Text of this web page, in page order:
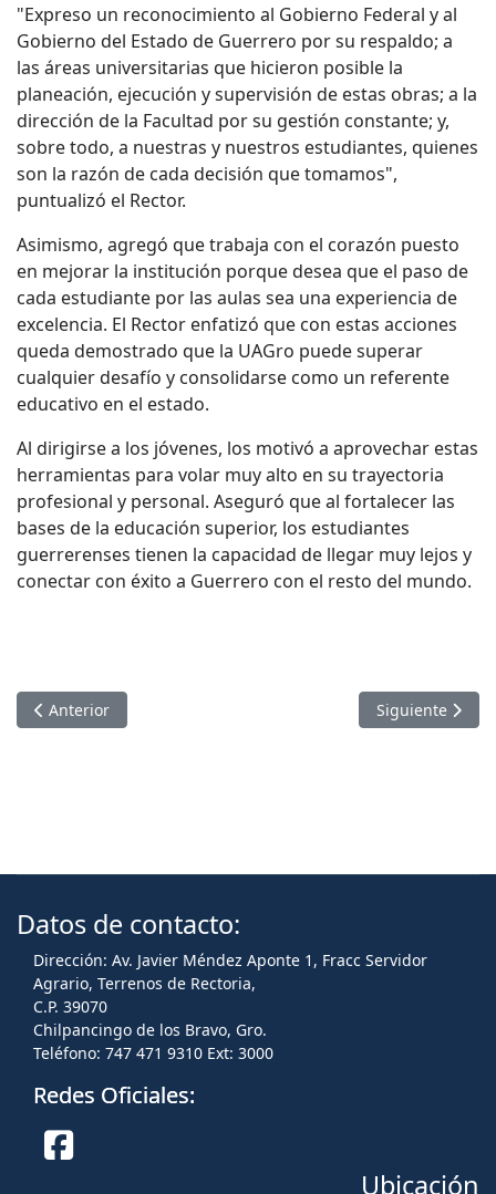
"Expreso un reconocimiento al Gobierno Federal y al
Gobierno del Estado de Guerrero por su respaldo; a
las áreas universitarias que hicieron posible la
planeación, ejecución y supervisión de estas obras; a la
dirección de la Facultad por su gestión constante; y,
sobre todo, a nuestras y nuestros estudiantes, quienes
son la razón de cada decisión que tomamos",
puntualizó el Rector.
Asimismo, agregó que trabaja con el corazón puesto
en mejorar la institución porque desea que el paso de
cada estudiante por las aulas sea una experiencia de
excelencia. El Rector enfatizó que con estas acciones
queda demostrado que la UAGro puedesuperar
cualquier desafío y consolidarse como un referente
educativo en el estado.
Al dirigirse a los jóvenes, los motivó a aprovechar estas
herramientas para volar muy alto en su trayectoria
profesional y personal. Aseguró queal fortalecer las
bases de la educación superior, los estudiantes
guerrerenses tienen la capacidad de llegar muy lejos y
conectar con éxito a Guerrero con el resto del mundo.
Artículo anterior: LA UAGRO POTENCIA EDUCACIÓN STEAM
Anterior Artículo
Siguiente
Datos de contacto:
Dirección: Av. Javier Méndez Aponte 1, Fracc Servidor
Agrario, Terrenos de Rectoria,
C.P. 39070
Chilpancingo de los Bravo, Gro.
Teléfono: 747 471 9310 Ext: 3000
Redes Oficiales:
Ubicación